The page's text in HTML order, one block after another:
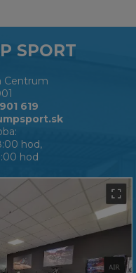
SPORT
Centrum
619
hod,
hod